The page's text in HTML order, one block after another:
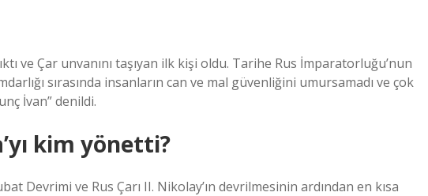
ve Çar unvanını taşıyan ilk kişi oldu. Tarihe Rus İmparatorluğu’nun
sırasında insanların can ve mal güvenliğini umursamadı ve çok
İvan” denildi.
kim yönetti?
Devrimi ve Rus Çarı II. Nikolay’ın devrilmesinin ardından en kısa